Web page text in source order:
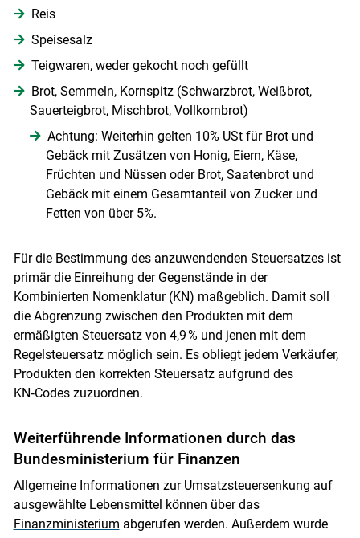
Reis
Speisesalz
Teigwaren, weder gekocht noch gefüllt
Brot, Semmeln, Kornspitz (Schwarzbrot, Weißbrot,
Sauerteigbrot, Mischbrot, Vollkornbrot)
Achtung: Weiterhin gelten 10% USt für Brot und
Gebäck mit Zusätzen von Honig, Eiern, Käse,
Früchten und Nüssen oder Brot, Saatenbrot und
Gebäck mit einem Gesamtanteil von Zucker und
Fetten von über 5%.
Für die Bestimmung des anzuwendenden Steuersatzes ist
primär die Einreihung der Gegenstände in der
Kombinierten Nomenklatur (KN) maßgeblich. Damit soll
die Abgrenzung zwischen den Produkten mit dem
ermäßigten Steuersatz von 4,9 % und jenen mit dem
Regelsteuersatz möglich sein. Es obliegt jedem Verkäufer,
Produkten den korrekten Steuersatz aufgrund des
KN‑Codes zuzuordnen.
Weiterführende Informationen durch das
Bundesministerium für Finanzen
Allgemeine Informationen zur Umsatzsteuersenkung auf
ausgewählte Lebensmittel können über das
Finanzministerium abgerufen werden. Außerdem wurde